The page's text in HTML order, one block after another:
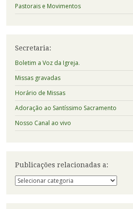
Pastorais e Movimentos
Secretaria:
Boletim a Voz da Igreja.
Missas gravadas
Horário de Missas
Adoração ao Santíssimo Sacramento
Nosso Canal ao vivo
Publicações relacionadas a:
Publicações
relacionadas